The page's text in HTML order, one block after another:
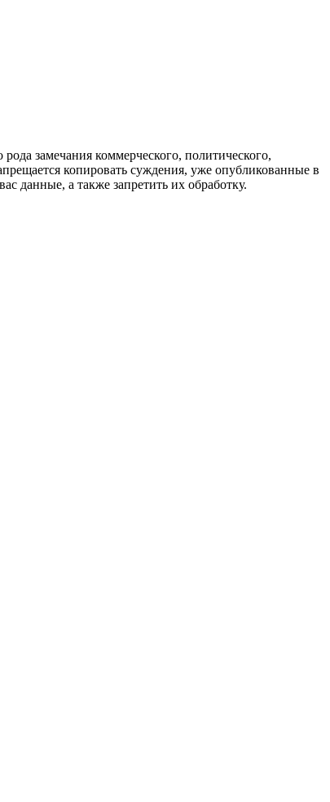
замечания коммерческого, политического,
копировать суждения, уже опубликованные в
данные, а также запретить их обработку.